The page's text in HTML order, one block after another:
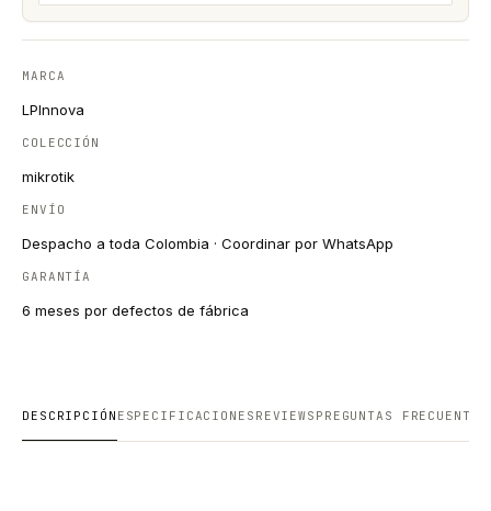
MARCA
LPInnova
COLECCIÓN
mikrotik
ENVÍO
Despacho a toda Colombia · Coordinar por WhatsApp
GARANTÍA
6 meses por defectos de fábrica
DESCRIPCIÓN ESPECIFICACIONES REVIEWS PREGUNTAS FRECUENTES